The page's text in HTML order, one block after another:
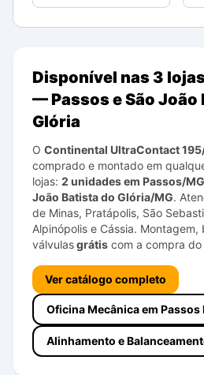
Disponível nas 3
— Passos e São João
Glória
O Continental UltraContact
comprado e montado em
lojas: 2 unidades em Passos/MG
João Batista do Glória/MG.
de Minas, Pratápolis, São
Alpinópolis e Cássia. Montagem,
válvulasgrátis com a compra do
Ver catálogo completo
Oficina Mecânica em Passos
Alinhamento e